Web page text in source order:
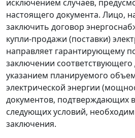
исключением случаев,
настоящего документа. Лицо,
заключить договор
купли-продажи (поставки)
направляет гарантирующему
заключении соответствующего
указанием планируемого
электрической энергии
документов, подтверждающих
следующих условий,
заключения.